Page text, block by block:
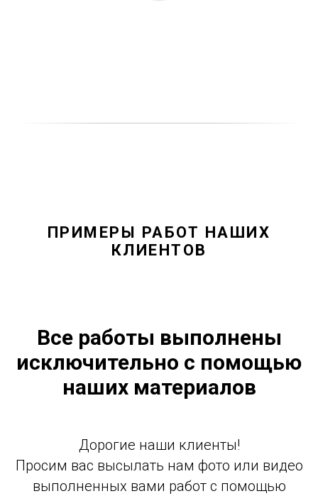
ПРИМЕРЫ РАБОТ НАШИХ
КЛИЕНТОВ
Все работы выполнены
исключительно с помощью
наших материалов
Дорогие наши клиенты!
Просим вас высылать нам фото или видео
выполненных вами работ с помощью